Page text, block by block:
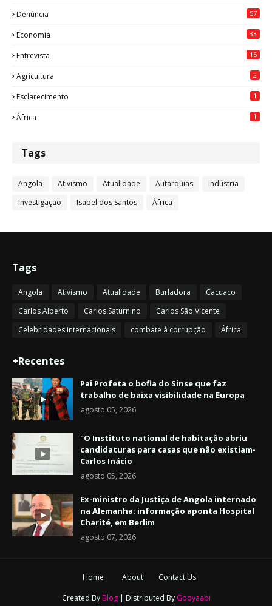
Denúncia 57
Economia 33
Entrevista 15
Agricultura 2
Esclarecimento 1
África 1
Tags
Angola Ativismo Atualidade Autarquias
Indústria
Investigação
Isabel dos Santos África
Tags
Angola Ativismo Atualidade Burladora
Cacuaco
Carlos Alberto
Carlos Saturnino
Carlos São Vicente
Celebridades internacionais
combate à corrupção África
+Recentes
Pai Profeta o bofia do Sinse que faz
trabalho de baixa visibilidade na Europa
agosto 05, 2026
"O Instituto national de habitação abriu
candidaturas para casas que não existiam-
Carlos Inácio
agosto 05, 2026
Ex-ministro da Justiça de Angola internado
na Alemanha: informação aponta Hospital
Charité, em Berlim
agosto 07, 2026
Home About
Contact Us
Created By Blog| Distributed By Gooyaabi